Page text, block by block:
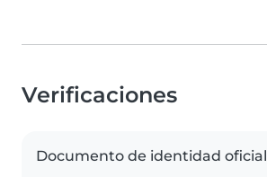
Verificaciones
Documento de identidad oficial